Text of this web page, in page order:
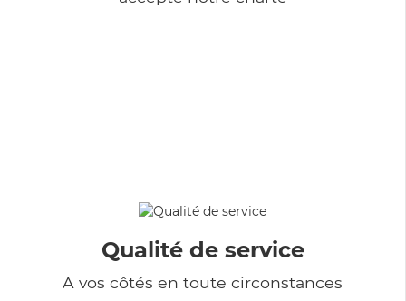
Qualité de service
A vos côtés en toute circonstances